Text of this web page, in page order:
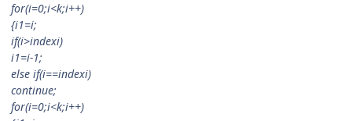
for(i=0;i<k;i++)
{i1=i;
if(i>indexi)
i1=i-1;
else if(i==indexi)
continue;
for(i=0;i<k;i++)